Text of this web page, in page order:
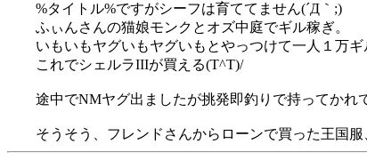
%タイトル%ですがシーフは育ててません(´Д｀;)
ふぃんさんの猫娘モンクとオズ中庭でギル稼ぎ。
いもいもヤグいもヤグいもとやっつけて一人１万
これでシェルラIIIが買える(T^T)/
途中でNMヤグ出ましたが挑発即釣りで持ってかれ
そうそう、フレンドさんからローンで買った王国